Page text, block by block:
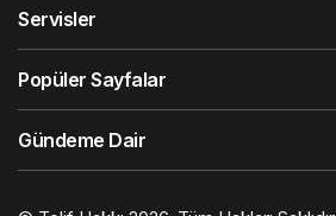
Servisler
Popüler Sayfalar
Gündeme Dair